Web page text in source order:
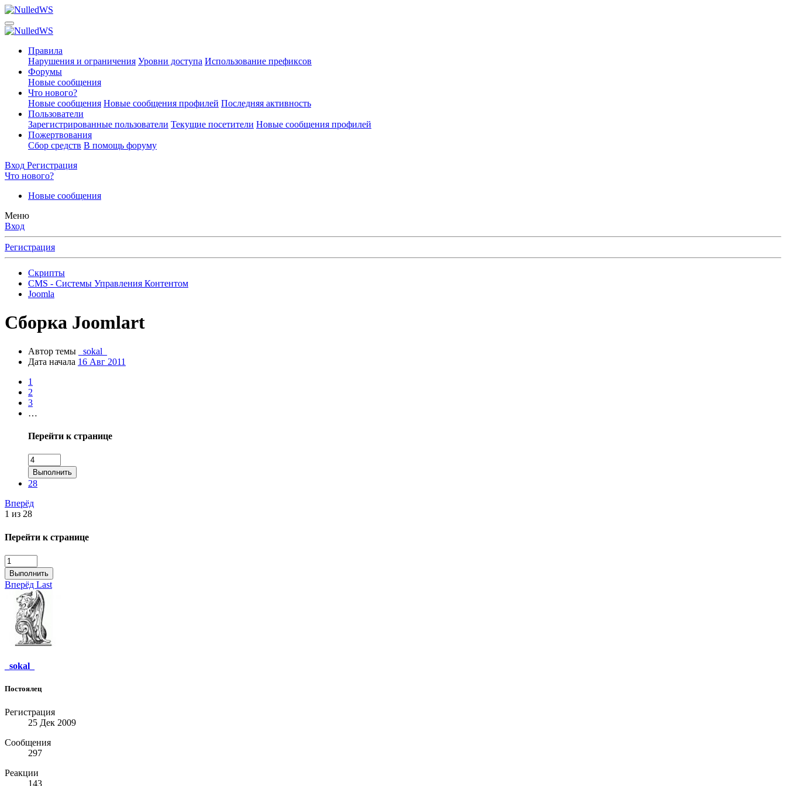
Правила
Нарушения и ограничения Уровни доступа Использование префиксов
Форумы
Новые сообщения
Что нового?
Новые сообщения Новые сообщения профилей Последняя активность
Пользователи
Зарегистрированные пользователи Текущие посетители Новые сообщения профилей
Пожертвования
Сбор средств В помощь форуму
Вход Регистрация
Что нового?
Новые сообщения
Меню
Вход
Регистрация
Скрипты
CMS - Системы Управления Контентом
Joomla
Сборка Joomlart
Автор темы
_sokal_
Дата начала 16 Авг 2011
1
2
3
…
Перейти к странице
Выполнить
28
Вперёд
1 из 28
Перейти к странице
Выполнить
Вперёд Last
_sokal_
Постоялец
Регистрация
25 Дек 2009
Сообщения
297
Реакции
143